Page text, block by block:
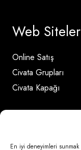
En iyi deneyimleri
Web
Online Satış
Civata Grupları
Civata Kapağı
İletişim